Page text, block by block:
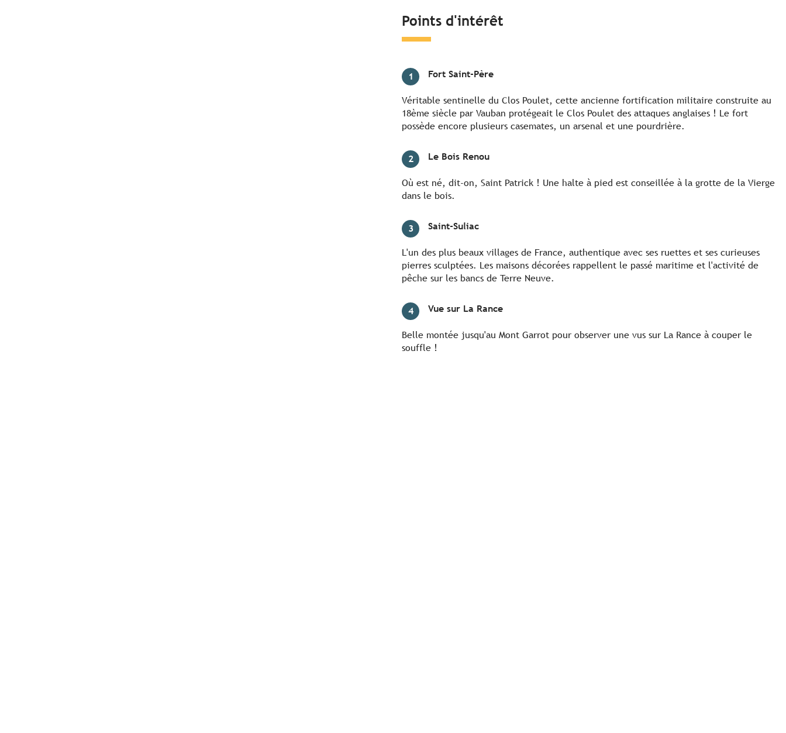
Points d'intérêt
1 Fort Saint-Père
Véritable sentinelle du Clos Poulet, cette ancienne fortification militaire construite au
18ème siècle par Vauban protégeait le Clos Poulet des attaques anglaises ! Le fort
possède encore plusieurs casemates, un arsenal et une pourdrière.
2 Le Bois Renou
Où est né, dit-on, Saint Patrick ! Une halte à pied est conseillée à la grotte de la Vierge
dans le bois.
3 Saint-Suliac
L'un des plus beaux villages de France, authentique avec ses ruettes et ses curieuses
pierres sculptées. Les maisons décorées rappellent le passé maritime et l'activité de
pêche sur les bancs de Terre Neuve.
4 Vue sur La Rance
Belle montée jusqu'au Mont Garrot pour observer une vus sur La Rance à couper le
souffle !